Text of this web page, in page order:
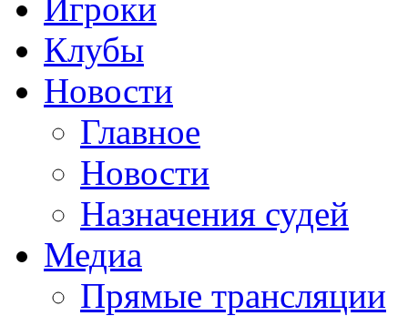
Игроки
Клубы
Новости
Главное
Новости
Назначения судей
Медиа
Прямые трансляции